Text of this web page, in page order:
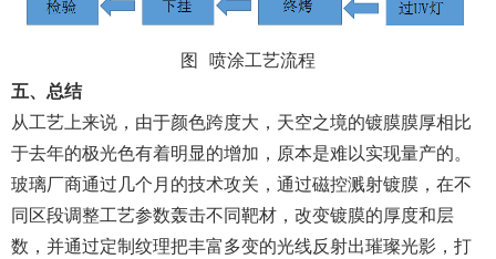
图 喷涂工艺流程
五、总结
从工艺上来说，由于颜色跨度大，天空之境的镀膜膜厚相比
于去年的极光色有着明显的增加，原本是难以实现量产的。
玻璃厂商通过几个月的技术攻关，通过磁控溅射镀膜，在不
同区段调整工艺参数轰击不同靶材，改变镀膜的厚度和层
数，并通过定制纹理把丰富多变的光线反射出璀璨光影，打